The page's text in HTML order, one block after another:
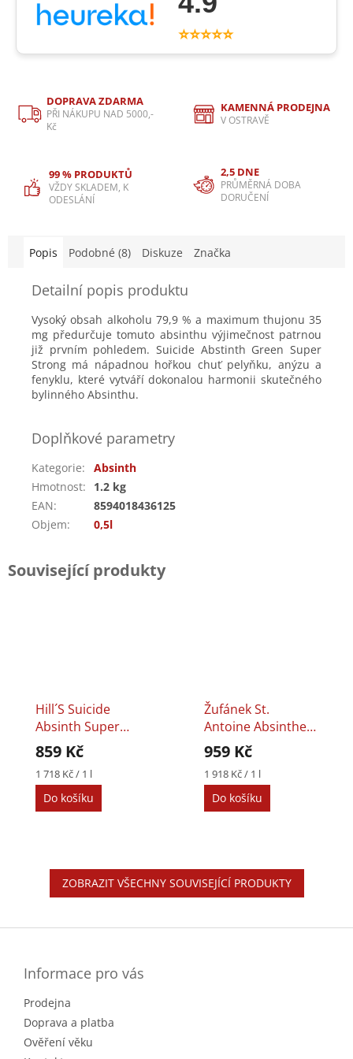
⭐⭐⭐⭐⭐
DOPRAVA ZDARMA
PŘI NÁKUPU NAD 5000,-
Kč
KAMENNÁ PRODEJNA
V OSTRAVĚ
99 % PRODUKTŮ
VŽDY SKLADEM, K
ODESLÁNÍ
2,5 DNE
PRŮMĚRNÁ DOBA
DORUČENÍ
Popis Podobné (8) Diskuze Značka
Detailní popis produktu
Vysoký obsah alkoholu 79,9 % a maximum thujonu 35
mg předurčuje tomuto absinthu výjimečnost patrnou
již prvním pohledem. Suicide Abstinth Green Super
Strong má nápadnou hořkou chuť pelyňku, anýzu a
fenyklu, které vytváří dokonalou harmonii skutečného
bylinného Absinthu.
Doplňkové parametry
Kategorie:
Absinth
Hmotnost:
1.2 kg
EAN:
8594018436125
Objem: 0,5l
Související produkty
Hill´s Suicide
Absinth Super
Strong 0,5l 79,9%
859 Kč
Měrná
cena:
1 718 Kč / 1 l
Do košíku
Žufánek St.
Antoine Absinthe
0,5l 70%
959 Kč
Měrná
cena:
1 918 Kč / 1 l
Do košíku
ZOBRAZIT VŠECHNY SOUVISEJÍCÍ PRODUKTY
Informace pro vás
Prodejna
Doprava a platba
Ověření věku